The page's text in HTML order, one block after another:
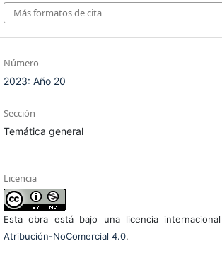
Más formatos de cita
Número
2023: Año 20
Sección
Temática general
Licencia
Esta obra está bajo una licencia internacional
Atribución-NoComercial 4.0.